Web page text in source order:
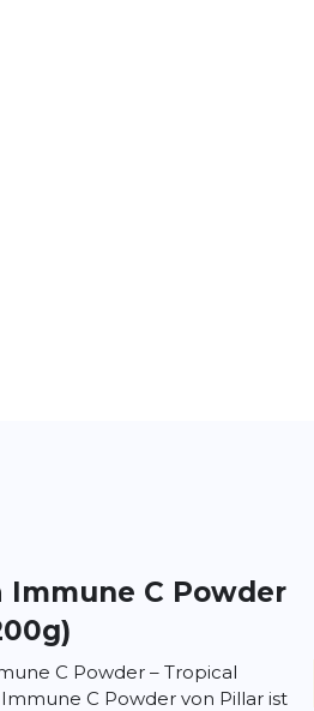
Immune C Powder
C Powder – Tropical
C Powder von Pillar ist